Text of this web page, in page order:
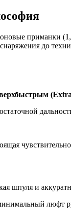
приманки
до
шпуля и
люфт